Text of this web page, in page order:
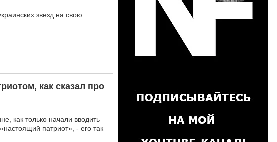
звезд на свою
как сказал про
как только начали вводить
патриот», - его так